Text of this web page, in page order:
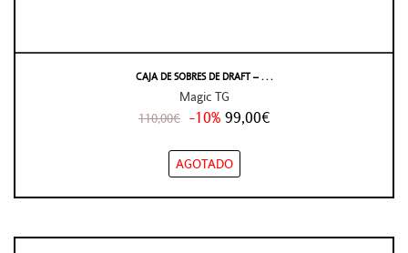
CAJA DE SOBRES DE DRAFT – . . .
Magic TG
110,00€ -10% 99,00€
AGOTADO